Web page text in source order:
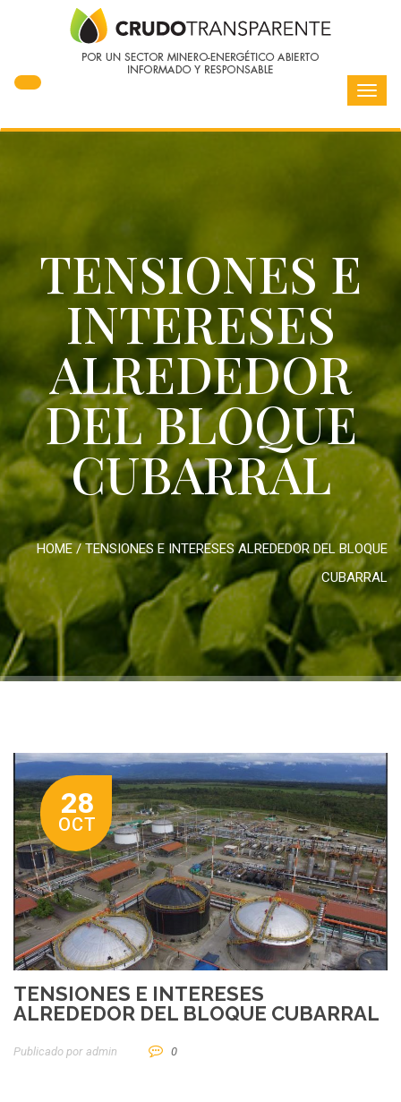
TENSIONES E
INTERESES
ALREDEDOR
DEL BLOQUE
CUBARRAL
HOME/TENSIONES E INTERESES ALREDEDOR DEL BLOQUE
CUBARRAL
28
OCT
TENSIONES E INTERESES
ALREDEDOR DEL BLOQUE CUBARRAL
Publicado por Admin 0